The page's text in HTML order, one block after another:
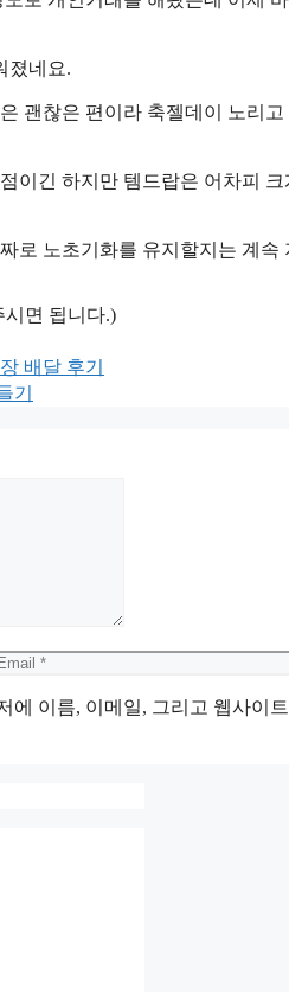
졌네요.
괜찮은 편이라 축젤데이 노리
이긴 하지만 템드랍은 어차피
로 노초기화를 유지할지는 계속
면 됩니다.)
배달 후기
기
에 이름, 이메일, 그리고 웹사이